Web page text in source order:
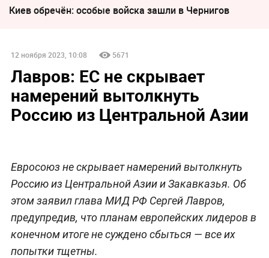
Киев обречён: особые войска зашли в Чернигов
12 ноября 2023, 10:08 5671
Лавров: ЕС не скрывает
намерений вытолкнуть
Россию из Центральной Азии
Евросоюз не скрывает намерений вытолкнуть
Россию из Центральной Азии и Закавказья. Об
этом заявил глава МИД РФ Сергей Лавров,
предупредив, что планам европейских лидеров в
конечном итоге не суждено сбыться — все их
попытки тщетны.